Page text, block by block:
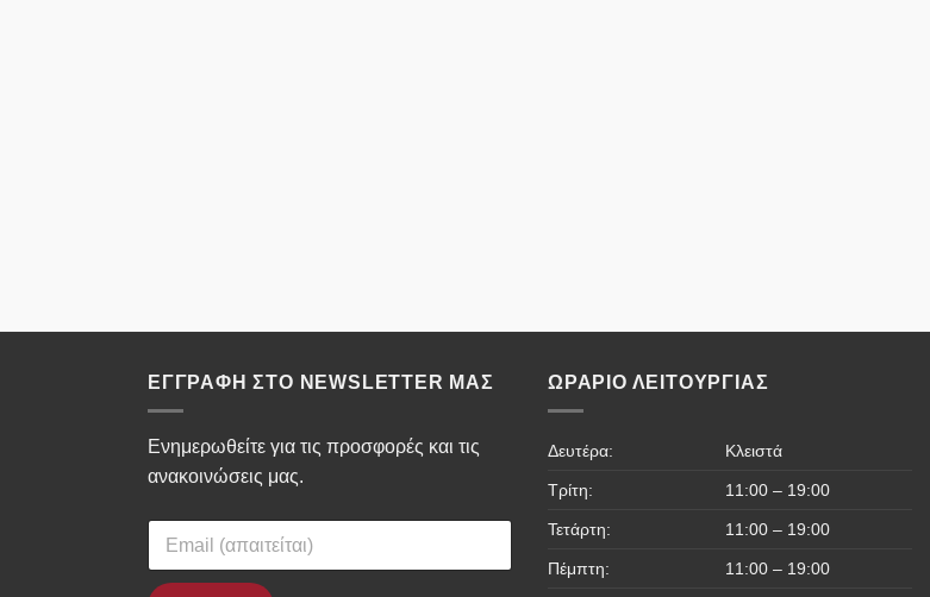
ΕΓΓΡΑΦΉ ΣΤΟ NEWSLETTER ΜΑΣ
Ενημερωθείτε για τις προσφορές και τις
ανακοινώσεις μας.
ΩΡΆΡΙΟ ΛΕΙΤΟΥΡΓΊΑΣ
Δευτέρα: Κλειστά
Τρίτη: 11:00 – 19:00
Τετάρτη: 11:00 – 19:00
Πέμπτη: 11:00 – 19:00